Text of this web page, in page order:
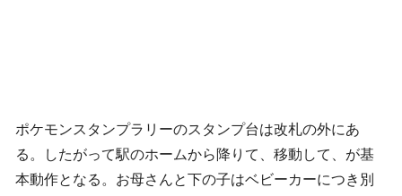
ポケモンスタンプラリーのスタンプ台は改札の外にあ
る。したがって駅のホームから降りて、移動して、が基
本動作となる。お母さんと下の子はベビーカーにつき別